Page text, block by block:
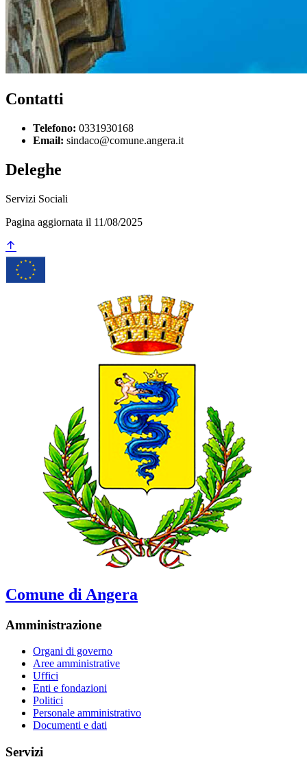
Contatti
Telefono: 0331930168
Email: sindaco@comune.angera.it
Deleghe
Servizi Sociali
Pagina aggiornata il 11/08/2025
Comune di Angera
Amministrazione
Organi di governo
Aree amministrative
Uffici
Enti e fondazioni
Politici
Personale amministrativo
Documenti e dati
Servizi